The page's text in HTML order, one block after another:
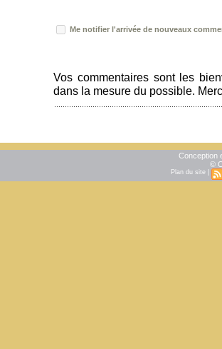
Me notifier l'arrivée de nouveaux
Vos commentaires sont les
dans la mesure du possible.
Conception
©
Plan du site